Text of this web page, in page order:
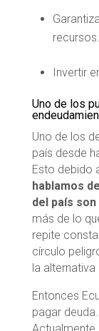
recursos.
Invertir
Uno de los
Uno de los
país desde
Esto debido
hablamos
del país
más de lo
repite
círculo
la alternativa
Entonces
pagar
Actualmente,